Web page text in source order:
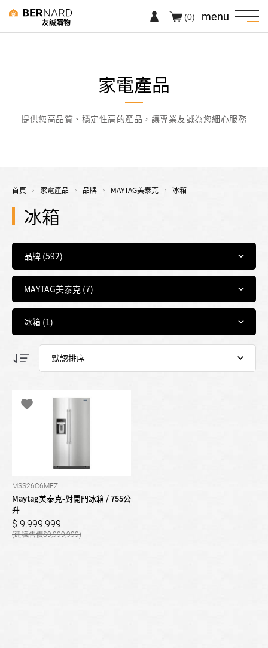
友誠購物 menu
(0)
家電產品
提供您高品質、穩定性高的產品，讓專業友誠為您細心服務
首頁 家電產品 品牌 MAYTAG美泰克 冰箱
冰箱
MSS26C6MFZ
Maytag美泰克-對開門冰箱 / 755公
升
9,999,999
9,999,999